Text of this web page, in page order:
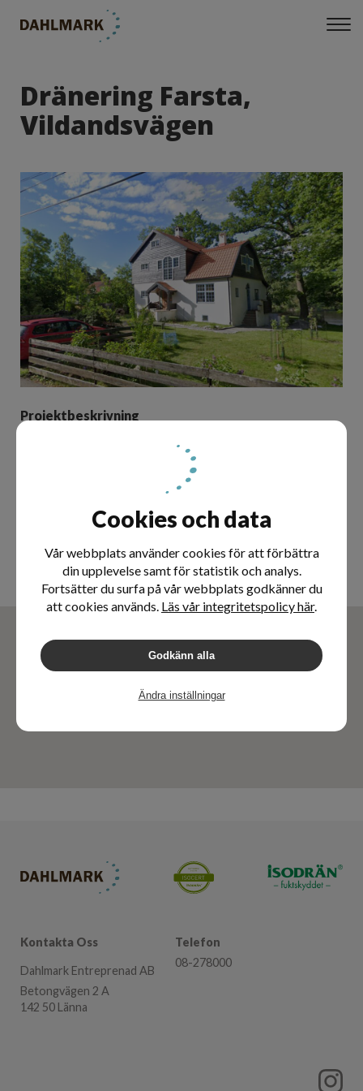
Dränering Farsta,
Vildandsvägen
Malek Gesher
malek@dahlmark.se
070-7777209
Projektbeskrivning
Källarväggar isolerade med 100mm iSODRÄN®
Kontakta Oss
Dahlmark Entreprenad AB
Betongvägen 2 A
142 50 Länna
Telefon
08-278000
Cookies och data
Vår webbplats använder cookies för att förbättra
din upplevelse samt för statistik och analys.
Fortsätter du surfa på vår webbplats godkänner du
att cookies används. Läs vår integritetspolicy här.
Godkänn alla
Ändra inställningar